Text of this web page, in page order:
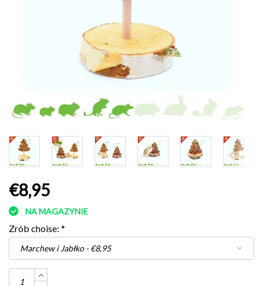
€8,95
NA MAGAZYNIE
Zrób choise: *